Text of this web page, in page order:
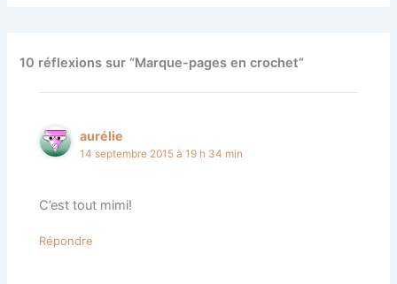
10 réflexions sur “Marque-pages en crochet”
aurélie
14 septembre 2015 à 19 h 34 min
C’est tout mimi!
Répondre